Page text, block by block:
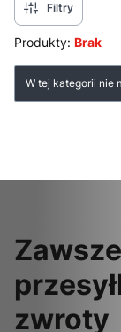
Filtry
Produkty: Brak
Lista
W tej kategorii nie
zwroty